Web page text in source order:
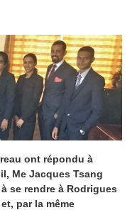
ont répondu à
Me Jacques Tsang
se rendre à Rodrigues
par la même